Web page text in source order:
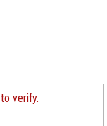
to verify.